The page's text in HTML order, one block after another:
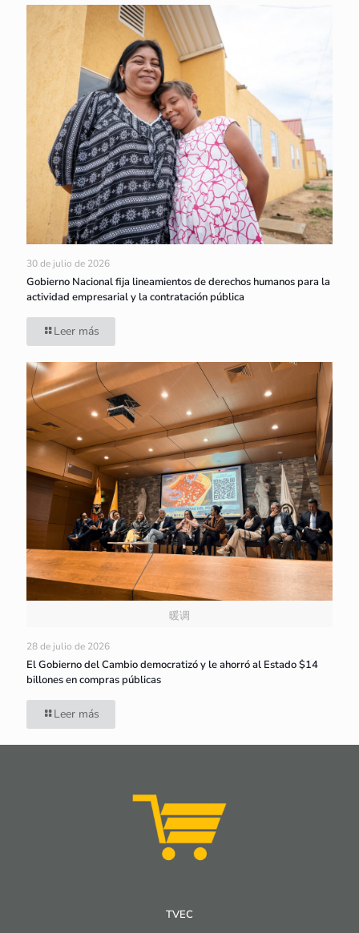
30 de julio de 2026
Gobierno Nacional fija lineamientos de derechos humanos para la
actividad empresarial y la contratación pública
Leer más
暖调
28 de julio de 2026
El Gobierno del Cambio democratizó y le ahorró al Estado $14
billones en compras públicas
Leer más
TVEC